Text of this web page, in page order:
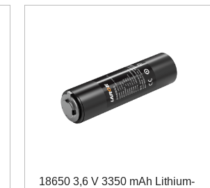
18650 3,6 V 3350 mAh Lithium-